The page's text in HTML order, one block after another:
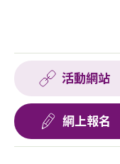
活動網站
網上報名